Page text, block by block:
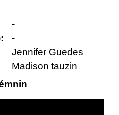
-
-
Jennifer Guedes
Madison tauzin